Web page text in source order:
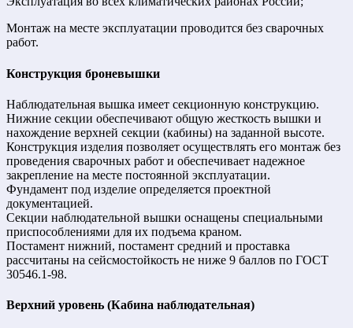
Монтаж на месте эксплуатации проводится без сварочных
работ.
Конструкция броневышки
Наблюдательная вышка имеет секционную конструкцию.
Нижние секции обеспечивают общую жесткость вышки и
нахождение верхней секции (кабины) на заданной высоте.
Конструкция изделия позволяет осуществлять его монтаж без
проведения сварочных работ и обеспечивает надежное
закрепление на месте постоянной эксплуатации.
Фундамент под изделие определяется проектной
документацией.
Секции наблюдательной вышки оснащены специальными
приспособлениями для их подъема краном.
Постамент нижний, постамент средний и проставка
рассчитаны на сейсмостойкость не ниже 9 баллов по ГОСТ
30546.1-98.
Верхний уровень (Кабина наблюдательная)